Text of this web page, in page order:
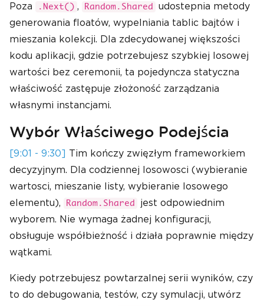
Poza .Next() , Random.Shared
udostepnia metody
generowania floatów, wypelniania tablic bajtów i
mieszania kolekcji. Dla zdecydowanej większości
kodu aplikacji, gdzie potrzebujesz szybkiej losowej
wartości bez ceremonii, ta pojedyncza statyczna
właściwość zastępuje złożoność zarządzania
własnymi instancjami.
Wybór Właściwego Podejścia
[9:01 - 9:30] Tim kończy zwięzłym frameworkiem
decyzyjnym. Dla codziennej losowosci (wybieranie
wartosci, mieszanie listy, wybieranie losowego
elementu),
Random.Shared
jest odpowiednim
wyborem. Nie wymaga żadnej konfiguracji,
obsługuje współbieżność i działa poprawnie między
wątkami.
Kiedy potrzebujesz powtarzalnej serii wyników, czy
to do debugowania, testów, czy symulacji, utwórz